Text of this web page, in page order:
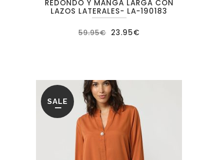
REDONDO Y MANGA LARGA CON
LAZOS LATERALES- LA-190183
59.95€ El
precio
23.95€
SALE